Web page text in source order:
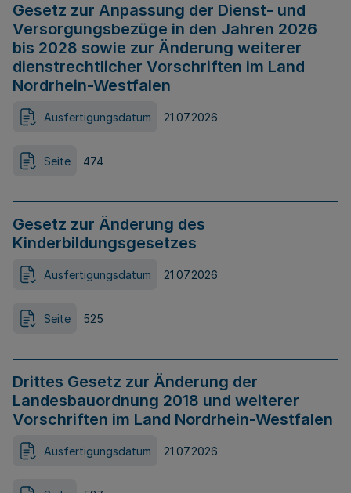
Gesetz zur Anpassung der Dienst- und
Versorgungsbezüge in den Jahren 2026
bis 2028 sowie zur Änderung weiterer
dienstrechtlicher Vorschriften im Land
Nordrhein-Westfalen
Ausfertigungsdatum 21.07.2026
Seite 474
Gesetz zur Änderung des
Kinderbildungsgesetzes
Ausfertigungsdatum 21.07.2026
Seite 525
Drittes Gesetz zur Änderung der
Landesbauordnung 2018 und weiterer
Vorschriften im Land Nordrhein-Westfalen
Ausfertigungsdatum 21.07.2026